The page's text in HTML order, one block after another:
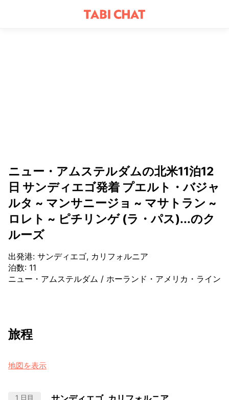
ニュー・アムステルダムの北米11泊12
日 サンディエゴ発着 プエルト・バジャ
ルタ ~ マンサニージョ ~ マサトラン ~
ロレト ~ ピチリンゲ (ラ・パス)...のク
ルーズ
出発港: サンディエゴ, カリフォルニア
泊数: 11
ニュー・アムステルダム / ホーランド・アメリカ・ライン
旅程
地図を表示
1 日目